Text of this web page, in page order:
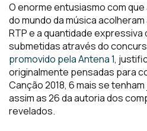
O enorme entusiasmo com
do mundo da música
RTP e a quantidade expressiva
submetidas através do
promovido pela Antena 1,
originalmente pensadas para
Canção 2018, 6 mais se
assim as 26 da autoria dos
revelados.